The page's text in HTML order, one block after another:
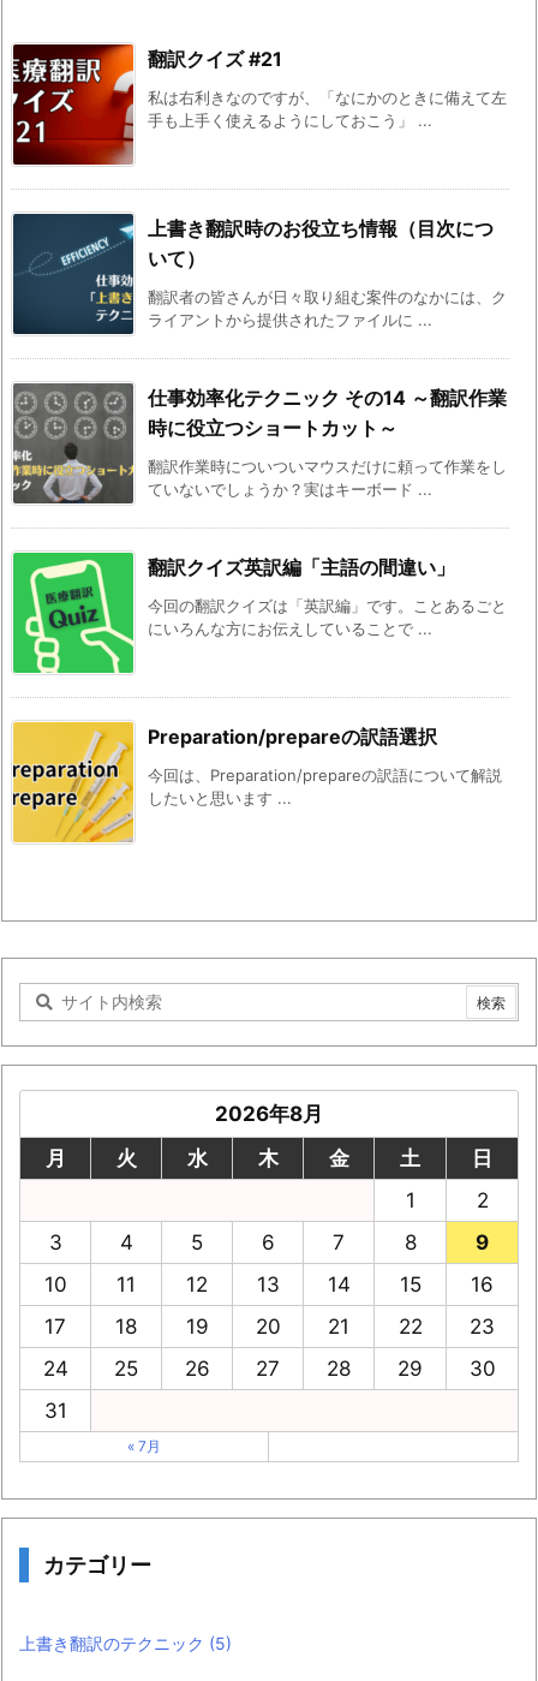
翻訳クイズ #21
私は右利きなのですが、「なにかのときに備えて左
手も上手く使えるようにしておこう」 ...
上書き翻訳時のお役立ち情報（目次につ
いて）
翻訳者の皆さんが日々取り組む案件のなかには、ク
ライアントから提供されたファイルに ...
仕事効率化テクニック その14 ～翻訳作業
時に役立つショートカット～
翻訳作業時についついマウスだけに頼って作業をし
ていないでしょうか？実はキーボード ...
翻訳クイズ英訳編「主語の間違い」
今回の翻訳クイズは「英訳編」です。ことあるごと
にいろんな方にお伝えしていることで ...
Preparation/prepareの訳語選択
今回は、Preparation/prepareの訳語について解説
したいと思います ...
2026年8月
月
火 水 木 金 土
日
1
2
3
4 5 6 7 8
9
10
11 12 13 14 15
16
17
18 19 20 21 22
23
24
25 26 27 28 29
30
31
« 7月
カテゴリー
上書き翻訳のテクニック (5)